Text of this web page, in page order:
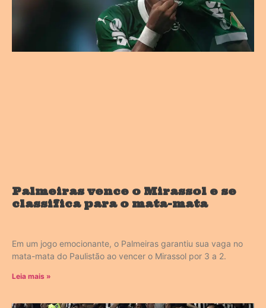
Palmeiras vence o Mirassol e se
classifica para o mata-mata
Em um jogo emocionante, o Palmeiras garantiu sua vaga no
mata-mata do Paulistão ao vencer o Mirassol por 3 a 2.
Leia mais »